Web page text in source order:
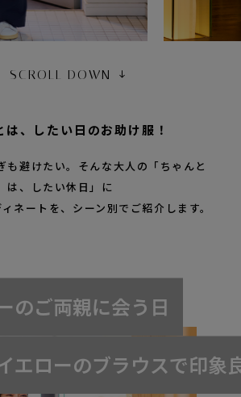
SCROLL DOWN
は、したい日のお助け服！
も避けたい。そんな大人の「ちゃんと
は、したい休日」に
ネートを、シーン別でご紹介します。
のご両親に会う 日
エローのブラウスで印象